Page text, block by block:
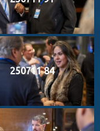
250711 84